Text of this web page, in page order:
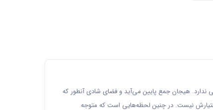
هیجان جمع پایین می‌آید و فضای شادی آنطور که
اختیارش نیست. در چنین لحظه‌هایی است که متوجه